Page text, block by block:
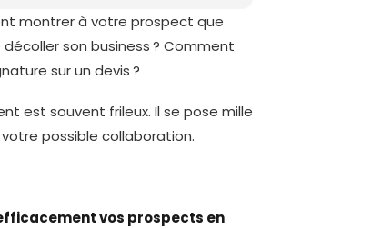
montrer à votre prospect que
son business ? Comment
sur un devis ?
est souvent frileux. Il se pose mille
possible collaboration.
vos prospects en